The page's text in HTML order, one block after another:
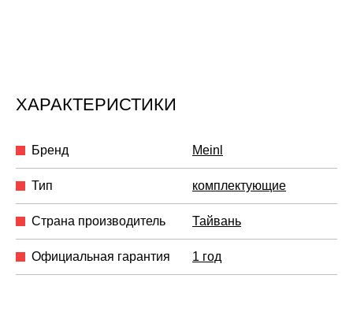
ХАРАКТЕРИСТИКИ
Бренд Meinl
Тип комплектующие
Страна производитель Тайвань
Официальная гарантия 1 год